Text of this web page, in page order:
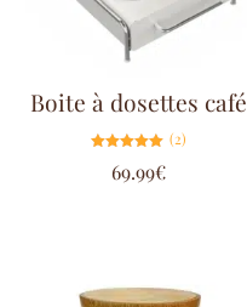
Boite à dosettes café
5.00
sur 5
(2)
69.99€